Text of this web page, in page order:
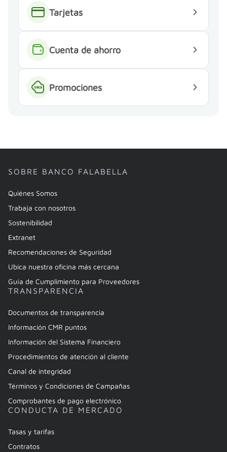
Tarjetas
Cuenta de ahorro
Promociones
SOBRE BANCO FALABELLA
Quiénes Somos
Trabaja con nosotros
Sostenibilidad
Extranet
Recomendaciones de Seguridad
Ubica nuestra oficina más cercana
Guía de Cumplimiento para Proveedores
TRANSPARENCIA
Documentos de transparencia
Información CMR puntos
Información del Sistema Financiero
Procedimientos de atención al cliente
Canal de integridad
Términos y Condiciones de Campañas
Comprobantes de pago electrónico
CONDUCTA DE MERCADO
Tasas y tarifas
Contratos